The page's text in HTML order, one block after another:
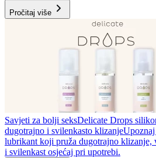
Pročitaj više
Savjeti za bolji seksDelicate Drops
dugotrajno i svilenkasto klizanje
lubrikant koji pruža dugotrajno klizanje,
i svilenkast osjećaj pri upotrebi.